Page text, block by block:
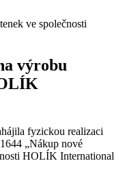
výrobu
fyzickou realizaci
„Nákup nové
HOLÍK International